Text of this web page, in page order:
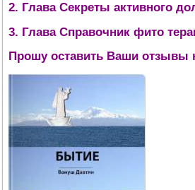
2. Глава Секреты активного
3. Глава Справочник фито
Прошу оставить Ваши отзывы